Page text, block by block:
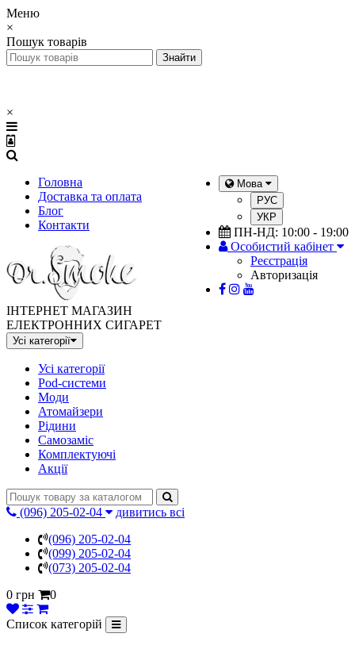
Меню
×
Пошук товарів
×
Головна
Доставка та оплата
Блог
Контакти
Мова
РУС
УКР
ПН-НД: 10:00 - 19:00
Особистий кабінет
Реєстрація
Авторизація
ІНТЕРНЕТ МАГАЗИН
ЕЛЕКТРОННИХ СИГАРЕТ
Усі категорії
Усі категорії
Pod-системи
Моди
Атомайзери
Рідини
Самозаміс
Комплектуючі
Акції
(096) 205-02-04
дивитись всі
(096) 205-02-04
(099) 205-02-04
(073) 205-02-04
0 грн
0
Список категорій